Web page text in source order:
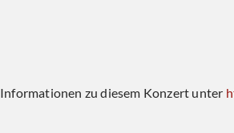
Informationen zu diesem Konzert unter